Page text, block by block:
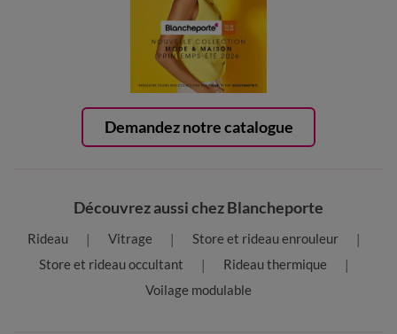
Demandez notre catalogue
Découvrez aussi chez Blancheporte
Rideau Vitrage
Store et rideau enrouleur
Store et rideau occultant
Rideau thermique
Voilage modulable